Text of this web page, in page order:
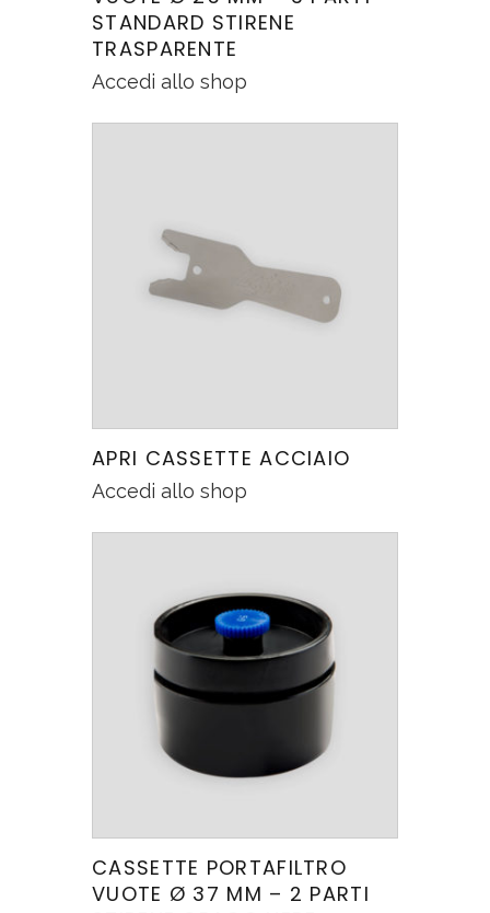
STANDARD STIRENE
TRASPARENTE
Accedi allo shop
APRI CASSETTE ACCIAIO
Accedi allo shop
CASSETTE PORTAFILTRO
VUOTE Ø 37 MM – 2 PARTI